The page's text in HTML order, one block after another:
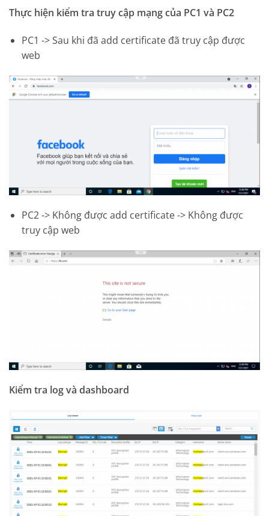
Thực hiện kiểm tra truy cập mạng của PC1 và PC2
PC1 -> Sau khi đã add certificate đã truy cập được
web
PC2 -> Không được add certificate -> Không được
truy cập web
Kiểm tra log và dashboard